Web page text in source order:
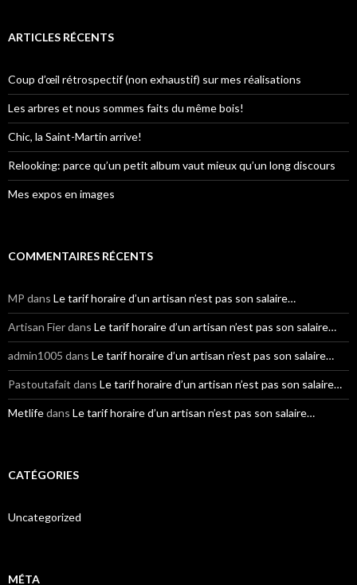
e
h
e
r
:
ARTICLES RÉCENTS
Coup d’œil rétrospectif (non exhaustif) sur mes réalisations
Les arbres et nous sommes faits du même bois!
Chic, la Saint-Martin arrive!
Relooking: parce qu’un petit album vaut mieux qu’un long discours
Mes expos en images
COMMENTAIRES RÉCENTS
MP dans Le tarif horaire d’un artisan n’est pas son salaire…
Artisan Fierdans Le tarif horaire d’un artisan n’est pas son salaire…
admin1005 dans Le tarif horaire d’un artisan n’est pas son salaire…
Pastoutafait dans Le tarif horaire d’un artisan n’est pas son salaire…
Metlifedans Le tarif horaire d’un artisan n’est pas son salaire…
CATÉGORIES
Uncategorized
MÉTA